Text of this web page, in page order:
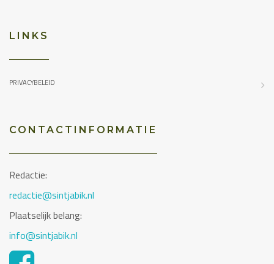
LINKS
PRIVACYBELEID
CONTACTINFORMATIE
Redactie:
redactie@sintjabik.nl
Plaatselijk belang:
info@sintjabik.nl